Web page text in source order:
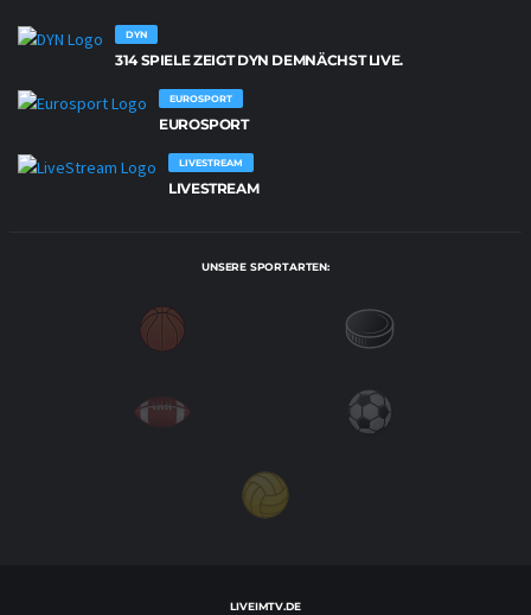
DYN
314 SPIELE ZEIGT DYN DEMNÄCHST LIVE.
EUROSPORT
EUROSPORT
LIVESTREAM
LIVESTREAM
UNSERE SPORTARTEN:
LIVEIMTV.DE